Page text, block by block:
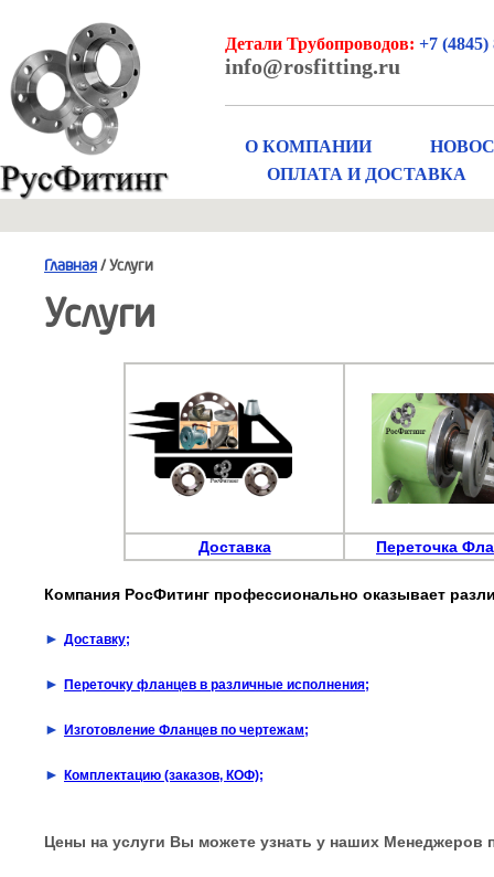
Детали Трубопроводов: +7 (4845)
info@rosfitting.ru
О КОМПАНИИ
ОПЛАТА И ДОСТАВКА
Главная/ Услуги
Услуги
Доставка Переточка
Компания РосФитинг профессионально оказывает
► Доставку;
► Переточку фланцев в различные исполнения;
► Изготовление Фланцев по чертежам;
► Комплектацию (заказов, КОФ);
Цены на услуги Вы можете узнать у наших Менеджеров